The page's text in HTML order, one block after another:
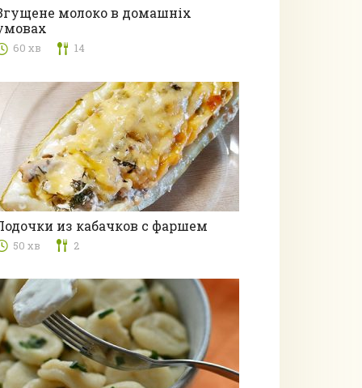
Десерти
молоко в домашніх
60 хв 14
Другі страви
из кабачков с фаршем
50 хв 2